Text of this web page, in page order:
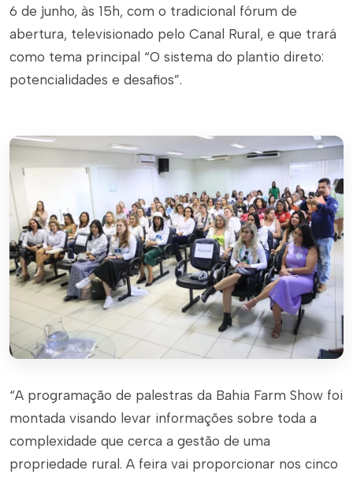
6 de junho, às 15h, com o tradicional fórum de
abertura, televisionado pelo Canal Rural, e que trará
como tema principal “O sistema do plantio direto:
potencialidades e desafios”.
“A programação de palestras da Bahia Farm Show foi
montada visando levar informações sobre toda a
complexidade que cerca a gestão de uma
propriedade rural. A feira vai proporcionar nos cinco